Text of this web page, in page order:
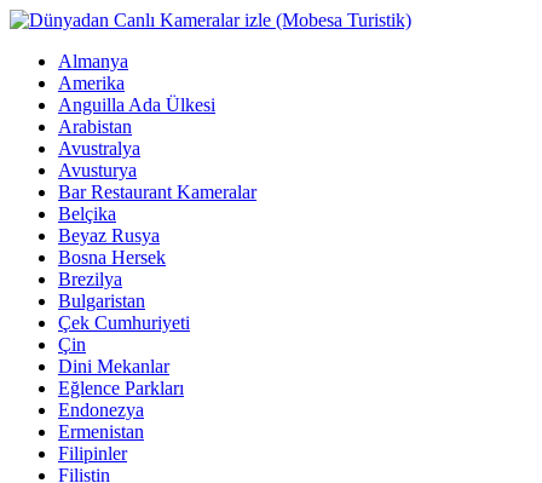
Almanya
Amerika
Anguilla Ada Ülkesi
Arabistan
Avustralya
Avusturya
Bar Restaurant Kameralar
Belçika
Beyaz Rusya
Bosna Hersek
Brezilya
Bulgaristan
Çek Cumhuriyeti
Çin
Dini Mekanlar
Eğlence Parkları
Endonezya
Ermenistan
Filipinler
Filistin